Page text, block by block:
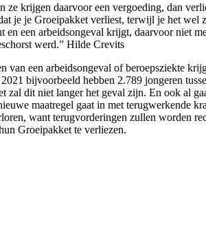
ze krijgen daarvoor een vergoeding, dan
je je Groeipakket verliest, terwijl je het
een arbeidsongeval krijgt, daarvoor niet
werd.” Hilde Crevits
een arbeidsongeval of beroepsziekte
bijvoorbeeld hebben 2.789 jongeren
dit niet langer het geval zijn. En ook al
maatregel gaat in met terugwerkende
want terugvorderingen zullen worden
Groeipakket te verliezen.